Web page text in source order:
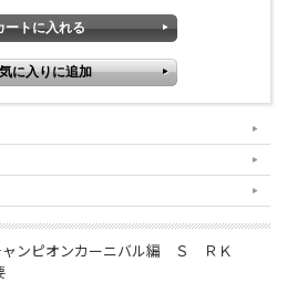
ャンピオンカーニバル編 Ｓ ＲＫ